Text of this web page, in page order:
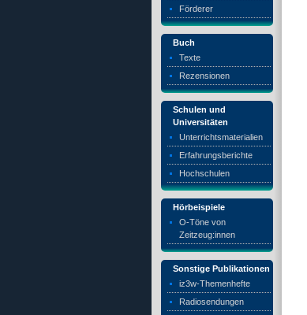
Förderer
Buch
Texte
Rezensionen
Schulen und
Universitäten
Unterrichtsmaterialien
Erfahrungsberichte
Hochschulen
Hörbeispiele
O-Töne von
Zeitzeug:innen
Sonstige Publikationen
iz3w-Themenhefte
Radiosendungen